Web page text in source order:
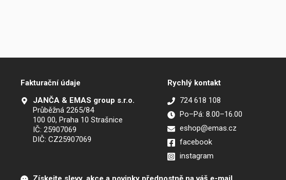
Fakturační údaje
JANČA & EMAS group s.r.o.
Průběžná 2265/84
100 00, Praha 10 Strašnice
IČ: 25907069
DIČ: CZ25907069
Rychlý kontakt
724 618 108
Po–Pá: 8.00–16.00
eshop@emas.cz
facebook
instagram